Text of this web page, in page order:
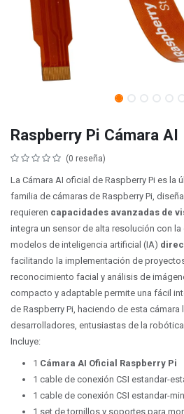
Raspberry Pi Cámara AI
(0 reseña)
La Cámara AI oficial de Raspberry Pi es la
familia de cámaras de Raspberry Pi,
requieren capacidades avanzadas de
integra un sensor de alta resolución con
modelos de inteligencia artificial (IA)
facilitando la implementación de
reconocimiento facial y análisis de
compacto y adaptable permite una fácil
de Raspberry Pi, haciendo de esta
desarrolladores, entusiastas de la
Incluye:
1 Cámara AI Oficial Raspberry Pi
1 cable de conexión CSI estandar-
1 cable de conexión CSI estandar-
1 set de tornillos y soportes para